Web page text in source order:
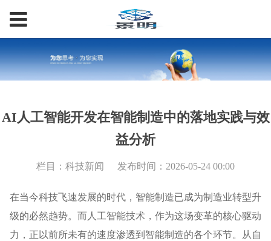
AI人工智能开发在智能制造中的落地实践与效
益分析
栏目：科技新闻 发布时间：2026-05-24 00:00
在当今科技飞速发展的时代，智能制造已成为制造业转型升
级的必然趋势。而人工智能技术，作为这场变革的核心驱动
力，正以前所未有的速度渗透到智能制造的各个环节。从自